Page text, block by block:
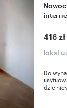
Nowoczesny lokal biurowo-usługowy 17 m2 z
418 zł
lokal
Do